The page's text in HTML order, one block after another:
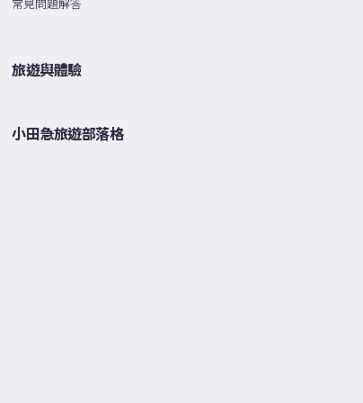
旅遊與體驗
小田急旅遊部落格